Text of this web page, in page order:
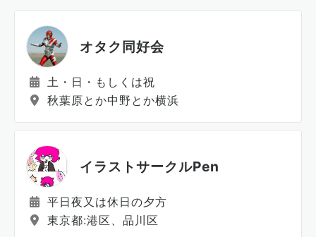
オタク同好会
土・日・もしくは祝
秋葉原とか中野とか横浜
イラストサークルPen
平日夜又は休日の夕方
東京都:港区、品川区